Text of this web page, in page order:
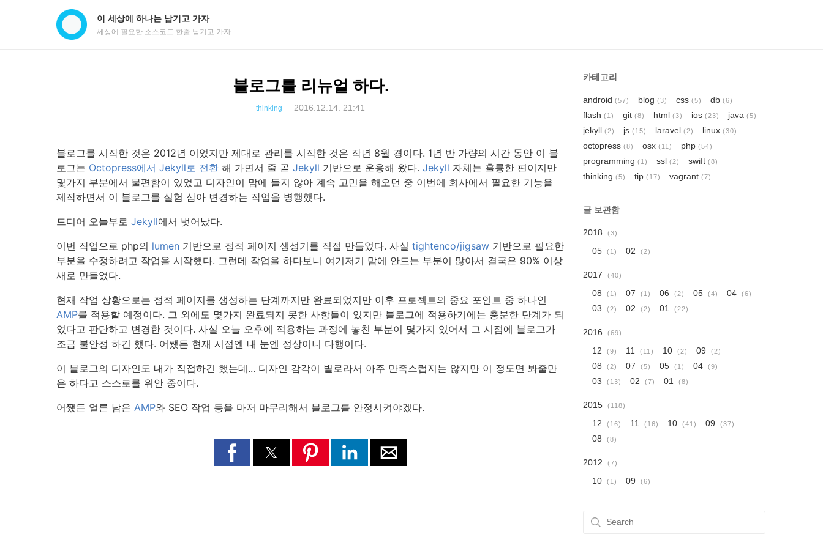
이 세상에 하나는 남기고 가자
세상에 필요한 소스코드 한줄 남기고 가자
블로그를 리뉴얼 하다.
thinking 2016.12.14. 21:41
블로그를 시작한 것은 2012년 이었지만 제대로 관리를 시작한 것은 작년 8월 경이다. 1년 반 가량의 시간 동안 이 블
로그는 Octopress에서 Jekyll로 전환 해 가면서 줄 곧 Jekyll 기반으로 운용해 왔다. Jekyll 자체는 훌륭한 편이지만
몇가지 부분에서 불편함이 있었고 디자인이 맘에 들지 않아 계속 고민을 해오던 중 이번에 회사에서 필요한 기능을
제작하면서 이 블로그를 실험 삼아 변경하는 작업을 병행했다.
드디어 오늘부로 Jekyll에서 벗어났다.
이번 작업으로 php의 lumen 기반으로 정적 페이지 생성기를 직접 만들었다. 사실 tightenco/jigsaw 기반으로 필요한
부분을 수정하려고 작업을 시작했다. 그런데 작업을 하다보니 여기저기 맘에 안드는 부분이 많아서 결국은 90% 이상
새로 만들었다.
현재 작업 상황으로는 정적 페이지를 생성하는 단계까지만 완료되었지만 이후 프로젝트의 중요 포인트 중 하나인
AMP를 적용할 예정이다. 그 외에도 몇가지 완료되지 못한 사항들이 있지만 블로그에 적용하기에는 충분한 단계가 되
었다고 판단하고 변경한 것이다. 사실 오늘 오후에 적용하는 과정에 놓친 부분이 몇가지 있어서 그 시점에 블로그가
조금 불안정 하긴 했다. 어쨌든 현재 시점엔 내 눈엔 정상이니 다행이다.
이 블로그의 디자인도 내가 직접하긴 했는데... 디자인 감각이 별로라서 아주 만족스럽지는 않지만 이 정도면 봐줄만
은 하다고 스스로를 위안 중이다.
어쨌든 얼른 남은 AMP와 SEO 작업 등을 마저 마무리해서 블로그를 안정시켜야겠다.
카테고리
android (57) blog (3) css (5) db (6)
flash (1) git (8) html (3) ios (23) java (5)
jekyll (2) js (15) laravel (2) linux (30)
octopress (8) osx (11) php (54)
programming (1) ssl (2) swift (8)
thinking (5) tip (17) vagrant (7)
글 보관함
2018 (3)
05 (1) 02 (2)
2017 (40)
08 (1) 07 (1) 06 (2) 05 (4) 04 (6)
03 (2) 02 (2) 01 (22)
2016 (69)
12 (9) 11 (11) 10 (2) 09 (2)
08 (2) 07 (5) 05 (1) 04 (9)
03 (13) 02 (7) 01 (8)
2015 (118)
12 (16) 11 (16) 10 (41) 09 (37)
08 (8)
2012 (7)
10 (1) 09 (6)